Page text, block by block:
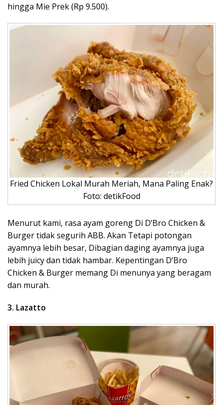
hingga Mie Prek (Rp 9.500).
Fried Chicken Lokal Murah Meriah, Mana Paling Enak?
Foto: detikFood
Menurut kami, rasa ayam goreng Di D’Bro Chicken &
Burger tidak segurih ABB. Akan Tetapi potongan
ayamnya lebih besar, Dibagian daging ayamnya juga
lebih juicy dan tidak hambar. Kepentingan D’Bro
Chicken & Burger memang Di menunya yang beragam
dan murah.
3. Lazatto